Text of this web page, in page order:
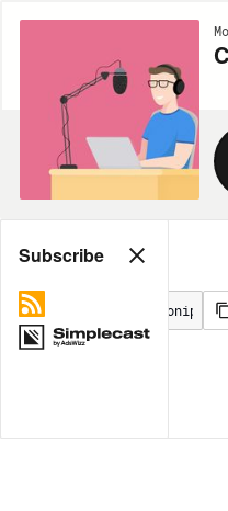
Share
MORE OPTIONS
Subscribe